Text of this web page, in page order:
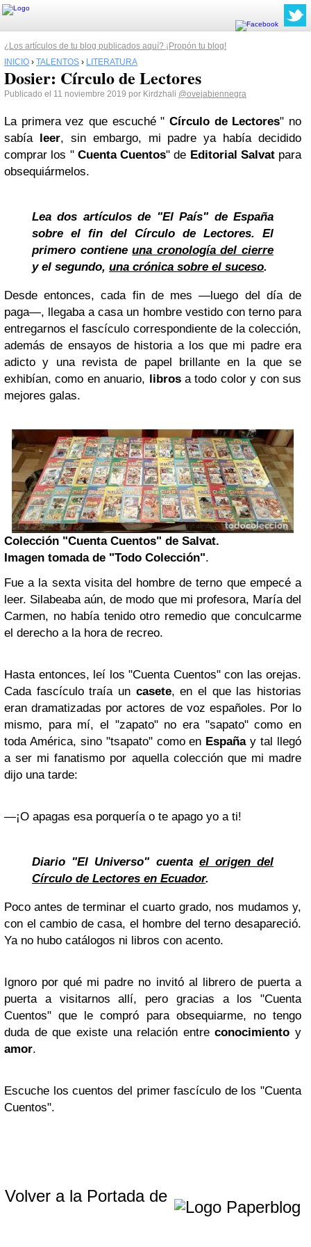
¿Los artículos de tu blog publicados aquí? ¡Propón tu blog!
INICIO › TALENTOS › LITERATURA
Dosier: Círculo de Lectores
Publicado el 11 noviembre 2019 por Kirdzhali @ovejabiennegra
La primera vez que escuché " Círculo de Lectores" no
sabía leer, sin embargo, mi padre ya había decidido
comprar los " Cuenta Cuentos" de Editorial Salvatpara
obsequiármelos.
Lea dos artículos de "El País" de España
sobre el fin del Círculo de Lectores. El
primero contieneuna cronología del cierre
y el segundo, una crónica sobre el suceso.
Desde entonces, cada fin de mes ―luego del día de
paga―, llegaba a casa un hombre vestido con terno para
entregarnos el fascículo correspondiente de la colección,
además de ensayos de historia a los que mi padre era
adicto y una revista de papel brillante en la que se
exhibían, como en anuario, librosa todo color y con sus
mejores galas.
Colección "Cuenta Cuentos" de Salvat.
Imagen tomada de "Todo Colección".
Fue a la sexta visita del hombre de terno que empecé a
leer. Silabeaba aún, de modo que mi profesora, María del
Carmen, no había tenido otro remedio que conculcarme
el derecho a la hora de recreo.
Hasta entonces, leí los "Cuenta Cuentos" con las orejas.
Cada fascículo traía un casete, en el que las historias
eran dramatizadas por actores de voz españoles. Por lo
mismo, para mí, el "zapato" no era "sapato" como en
toda América, sino "tsapato" como en Españay tal llegó
a ser mi fanatismo por aquella colección que mi madre
dijo una tarde:
―¡O apagas esa porquería o te apago yo a ti!
Diario "El Universo" cuenta el origen del
Círculo de Lectores en Ecuador.
Poco antes de terminar el cuarto grado, nos mudamos y,
con el cambio de casa, el hombre del terno desapareció.
Ya no hubo catálogos ni libros con acento.
Ignoro por qué mi padre no invitó al librero de puerta a
puerta a visitarnos allí, pero gracias a los "Cuenta
Cuentos" que le compró para obsequiarme, no tengo
duda de que existe una relación entreconocimiento y
amor.
Escuche los cuentos del primer fascículo de los "Cuenta
Cuentos".
Volver a la Portada de